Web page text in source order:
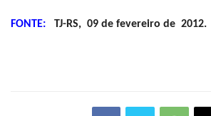
FONTE: TJ-RS, 09 de fevereiro de 2012.